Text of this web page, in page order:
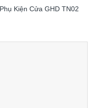
Phụ Kiện Cửa GHD TN02